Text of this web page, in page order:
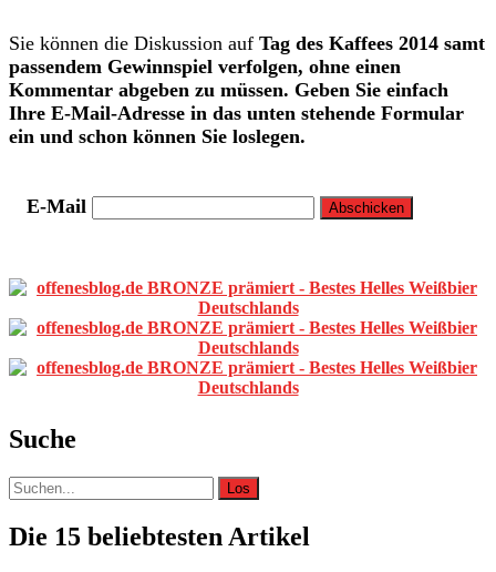
Sie können die Diskussion auf Tag des Kaffees 2014 samt
passendem Gewinnspiel verfolgen, ohne einen
Kommentar abgeben zu müssen. Geben Sie einfach
Ihre E-Mail-Adresse in das unten stehende Formular
ein und schon können Sie loslegen.
E-Mail
Primäre
Sidebar
Suche
Suche
nach:
Die 15 beliebtesten Artikel